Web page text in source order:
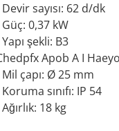
sayısı: 62 d/dk
0,37 kW
şekli: B3
Apob A I
Mil çapı: Ø 25 mm
sınıfı: IP 54
18 kg